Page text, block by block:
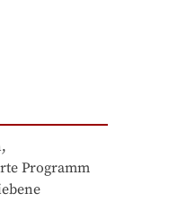
Programm